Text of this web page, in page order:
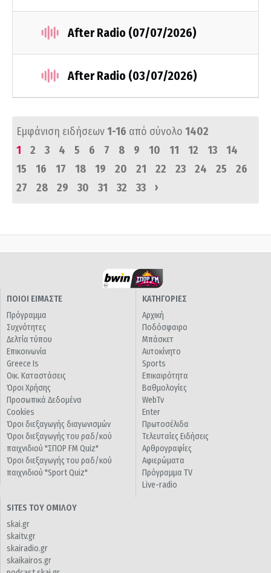
After Radio (07/07/2026)
After Radio (03/07/2026)
Εμφάνιση ειδήσεων1-16 από σύνολο 1402
1
2 3 4 5 6 7 8 9 10 11 12 13
14
15
16 17 18 19 20 21 22 23 24 25
26
27
28 29 30 31 32 33 ›
ΠΟΙΟΙ ΕΙΜΑΣΤΕ
Πρόγραμμα
Συχνότητες
Δελτία τύπου
Επικοινωνία
Greece Is
Οικ. Καταστάσεις
Όροι Χρήσης
Προσωπικά Δεδομένα
Cookies
Όροι διεξαγωγής διαγωνισμών
Όροι διεξαγωγής του ραδ/κού
παιχνιδιού "ΣΠΟΡ FM Quiz"
Όροι διεξαγωγής του ραδ/κού
παιχνιδιού "Sport Quiz"
ΚΑΤΗΓΟΡΙΕΣ
Αρχική
Ποδόσφαιρο
Μπάσκετ
Αυτοκίνητο
Sports
Επικαιρότητα
Βαθμολογίες
WebTv
Enter
Πρωτοσέλιδα
Τελευταίες Ειδήσεις
Αρθρογραφίες
Αφιερώματα
Πρόγραμμα TV
Live-radio
SITES ΤΟΥ ΟΜΙΛΟΥ
skai.gr
skaitv.gr
skairadio.gr
skaikairos.gr